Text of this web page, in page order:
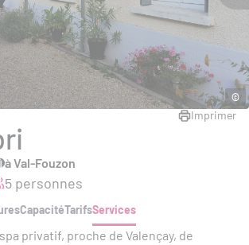
©
Imprimer
à Val-Fouzon
5 personnes
CapacitéTarifsServices
privatif, proche de Valençay, de